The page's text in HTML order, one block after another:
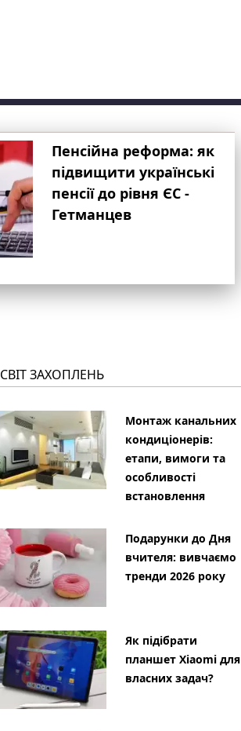
Пенсійна реформа: як
підвищити українські
пенсії до рівня ЄС -
Гетманцев
СВІТ ЗАХОПЛЕНЬ
Монтаж канальних
кондиціонерів:
етапи, вимоги та
особливості
встановлення
Подарунки до Дня
вчителя: вивчаємо
тренди 2026 року
Як підібрати
планшет Xiaomi для
власних задач?